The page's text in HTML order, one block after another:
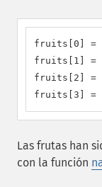
fruits[0] =
fruits[1] =
fruits[2] =
fruits[3] =
Las frutas han
con la función